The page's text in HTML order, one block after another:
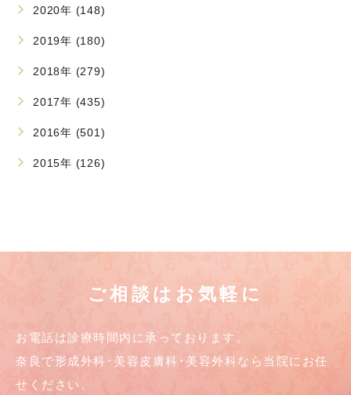
2020年 (148)
2019年 (180)
2018年 (279)
2017年 (435)
2016年 (501)
2015年 (126)
ご相談はお気軽に
お電話は診療時間内に承っております。
奈良で形成外科･美容皮膚科･美容外科なら当院にお任
せください。